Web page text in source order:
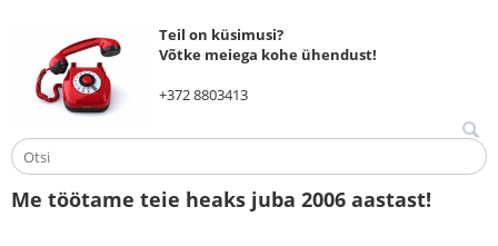
Teil on küsimusi?
Võtke meiega kohe ühendust!
+372 8803413
Me töötame teie heaks juba 2006 aastast!